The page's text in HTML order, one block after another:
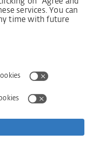
접근성 선언문